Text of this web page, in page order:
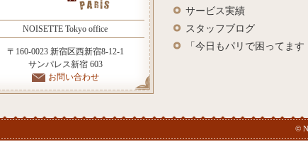
NOISETTE Tokyo office
〒160-0023 新宿区西新宿8-12-1
サンパレス新宿 603
お問い合わせ
サービス実績
スタッフブログ
「今日もパリで困ってます
©